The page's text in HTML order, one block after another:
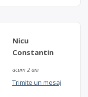
Nicu
Constantin
acum 2 ani
Trimite un mesaj